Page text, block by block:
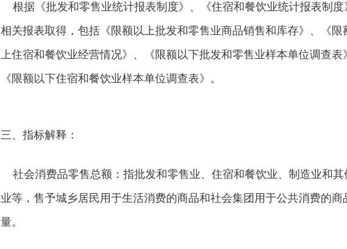
根据《批发和零售业统计报表制度》、《住宿和餐饮业统计报表制度
相关报表取得，包括《限额以上批发和零售业商品销售和库存》、《限
上住宿和餐饮业经营情况》、《限额以下批发和零售业样本单位调查表
《限额以下住宿和餐饮业样本单位调查表》。
三、指标解释：
社会消费品零售总额：指批发和零售业、住宿和餐饮业、制造业和其
业等，售予城乡居民用于生活消费的商品和社会集团用于公共消费的商
量。